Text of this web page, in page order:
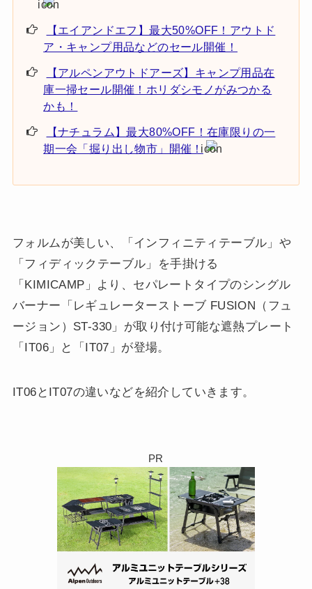
【エイアンドエフ】最大50%OFF！アウトド
ア・キャンプ用品などのセール開催！
【アルペンアウトドアーズ】キャンプ用品在
庫一掃セール開催！ホリダシモノがみつかる
かも！
【ナチュラム】最大80%OFF！在庫限りの一
期一会「掘り出し物市」開催！
フォルムが美しい、「インフィニティテーブル」や
「フィディックテーブル」を手掛ける
「KIMICAMP」より、セパレートタイプのシングル
バーナー「レギュレーターストーブ FUSION（フュ
ージョン）ST-330」が取り付け可能な遮熱プレート
「IT06」と「IT07」が登場。
IT06とIT07の違いなどを紹介していきます。
PR